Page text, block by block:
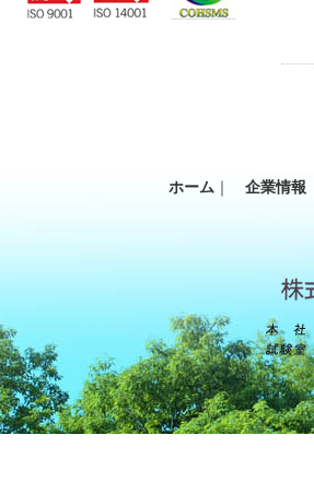
ホーム ｜ 企業情報